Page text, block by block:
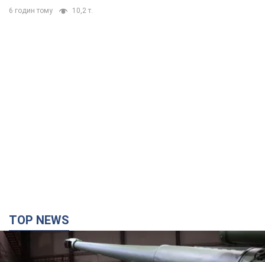
6 годин тому 10,2 т.
TOP NEWS